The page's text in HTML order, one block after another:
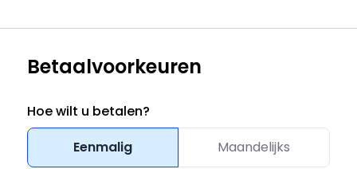
Betaalvoorkeuren
Hoe wilt u betalen?
Eenmalig
Maandelijks